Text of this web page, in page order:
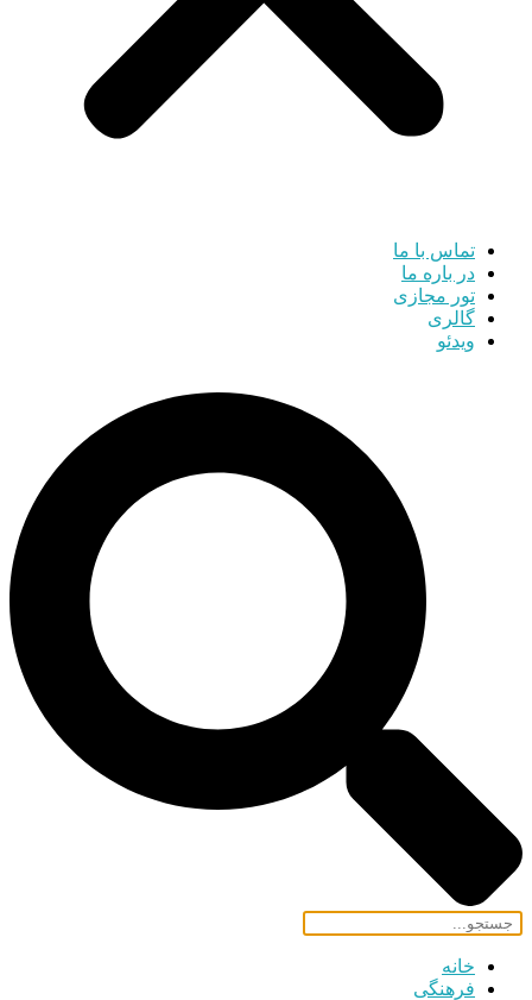
تماس با ما
در باره ما
تور مجازی
گالری
ویدئو
خانه
فرهنگی